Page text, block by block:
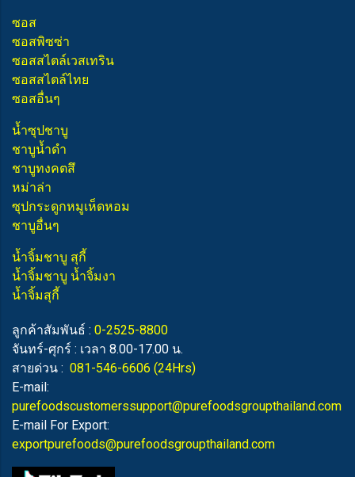
ซอส
ซอสพิซซ่า
ซอสสไตล์เวสเทริน
ซอสสไตล์ไทย
ซอสอื่นๆ
น้ำซุปชาบู
ชาบูน้ำดำ
ชาบูทงคตสึ
หม่าล่า
ซุปกระดูกหมูเห็ดหอม
ชาบูอื่นๆ
น้ำจิ้มชาบู สุกี้
น้ำจิ้มชาบู น้ำจิ้มงา
น้ำจิ้มสุกี้
ลูกค้าสัมพันธ์ : 0-2525-8800
จันทร์-ศุกร์ : เวลา 8.00-17.00 น.
สายด่วน : 081-546-6606 (24Hrs)
E-mail:
purefoodscustomerssupport@purefoodsgroupthailand.com
E-mail For Export:
exportpurefoods@purefoodsgroupthailand.com